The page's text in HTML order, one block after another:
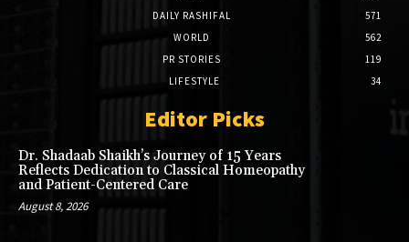
DAILY RASHIFAL
571
WORLD
562
PR STORIES
119
LIFESTYLE
34
Editor Picks
Dr. Shadaab Shaikh’s Journey of 15 Years
Reflects Dedication to Classical Homeopathy
and Patient-Centered Care
August 8, 2026